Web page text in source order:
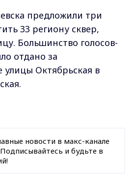
предложили три
33 региону сквер,
Большинство голосов-
отдано за
Октябрьская в
новости в макс-канале
и будьте в